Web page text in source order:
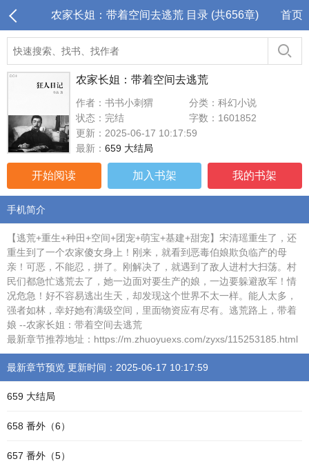
农家长姐：带着空间去逃荒 目录 (共656章) 首页
农家长姐：带着空间去逃荒
作者：书书小刺猬
分类：科幻小说
状态：完结
字数：1601852
更新：2025-06-17 10:17:59
最新： 659 大结局
开始阅读 加入书架 我的书架
手机简介
【逃荒+重生+种田+空间+团宠+萌宝+基建+甜宠】宋清瑶重生了，还
重生到了一个农家傻女身上！刚来，就看到恶毒伯娘欺负临产的母
亲！可恶，不能忍，拼了。刚解决了，就遇到了敌人进村大扫荡。村
民们都急忙逃荒去了，她一边面对要生产的娘，一边要躲避敌军！情
况危急！好不容易逃出生天，却发现这个世界不太一样。能人太多，
强者如林，幸好她有满级空间，里面物资应有尽有。逃荒路上，带着
娘 --农家长姐：带着空间去逃荒
最新章节推荐地址：https://m.zhuoyuexs.com/zyxs/115253185.html
最新章节预览 更新时间：2025-06-17 10:17:59
659 大结局
658 番外（6）
657 番外（5）